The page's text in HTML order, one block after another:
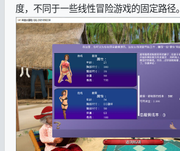
度，不同于一些线性冒险游戏的固定路径。